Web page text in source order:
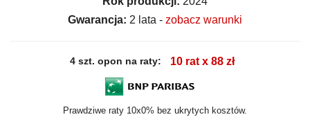
Gwarancja: 2 lata - zobacz warunki
4 szt. opon na raty: 10 rat x 88 zł
Prawdziwe raty 10x0% bez ukrytych kosztów.